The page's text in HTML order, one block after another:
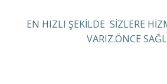
EN HIZLI ŞEKİLDE SİZLERE
VARIZ.ÖNCE